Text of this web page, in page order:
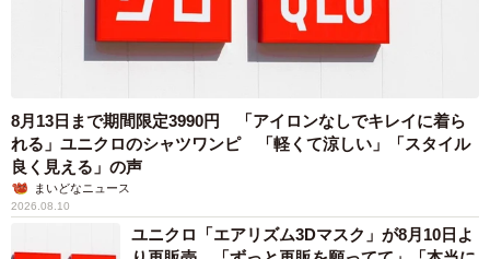
8月13日まで期間限定3990円 「アイロンなしでキレイに着ら
れる」ユニクロのシャツワンピ 「軽くて涼しい」「スタイル
良く見える」の声
まいどなニュース
2026.08.10
ユニクロ「エアリズム3Dマスク」が8月10日よ